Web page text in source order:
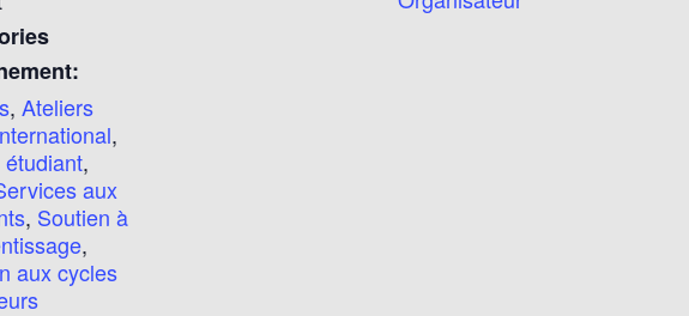
, Ateliers
,
,
aux
, Soutien à
,
aux cycles